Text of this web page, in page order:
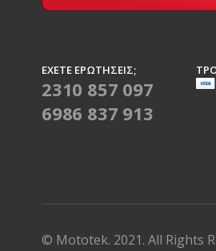
ΈΧΕΤΕ ΕΡΩΤΉΣΕΙΣ;
2310 857 097
6986 837 913
© Mototek. 2021. All Rights